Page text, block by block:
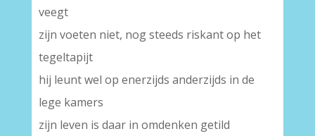
veegt
zijn voeten niet, nog steeds riskant op het
tegeltapijt
hij leunt wel op enerzijds anderzijds in de
lege kamers
zijn leven is daar in omdenken getild